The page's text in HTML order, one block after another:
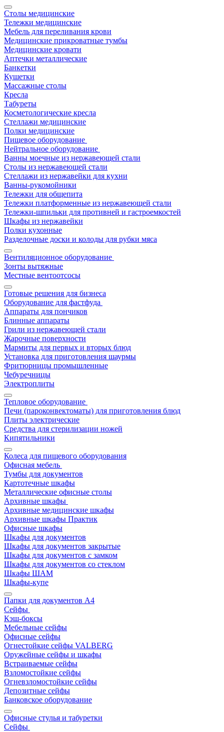
Столы медицинские
Тележки медицинские
Мебель для переливания крови
Медицинские прикроватные тумбы
Медицинские кровати
Аптечки металлические
Банкетки
Кушетки
Массажные столы
Кресла
Табуреты
Косметологические кресла
Стеллажи медицинские
Полки медицинские
Пищевое оборудование
Нейтральное оборудование
Ванны моечные из нержавеющей стали
Столы из нержавеющей стали
Стеллажи из нержавейки для кухни
Ванны-рукомойники
Тележки для общепита
Тележки платформенные из нержавеющей стали
Тележки-шпильки для противней и гастроемкостей
Шкафы из нержавейки
Полки кухонные
Разделочные доски и колоды для рубки мяса
Вентиляционное оборудование
Зонты вытяжные
Местные вентоотсосы
Готовые решения для бизнеса
Оборудование для фастфуда
Аппараты для пончиков
Блинные аппараты
Грили из нержавеющей стали
Жарочные поверхности
Мармиты для первых и вторых блюд
Установка для приготовления шаурмы
Фритюрницы промышленные
Чебуречницы
Электроплиты
Тепловое оборудование
Печи (пароконвектоматы) для приготовления блюд
Плиты электрические
Средства для стерилизации ножей
Кипятильники
Колеса для пищевого оборудования
Офисная мебель
Тумбы для документов
Картотечные шкафы
Металлические офисные столы
Архивные шкафы
Архивные медицинские шкафы
Архивные шкафы Практик
Офисные шкафы
Шкафы для документов
Шкафы для документов закрытые
Шкафы для документов с замком
Шкафы для документов со стеклом
Шкафы ШАМ
Шкафы-купе
Папки для документов A4
Сейфы
Кэш-боксы
Мебельные сейфы
Офисные сейфы
Огнестойкие сейфы VALBERG
Оружейные сейфы и шкафы
Встраиваемые сейфы
Взломостойкие сейфы
Огневзломостойкие сейфы
Депозитные сейфы
Банковское оборудование
Офисные стулья и табуретки
Сейфы